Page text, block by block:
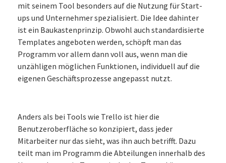
mit seinem Tool besonders auf die Nutzung für Start-
ups und Unternehmer spezialisiert. Die Idee dahinter
ist ein Baukastenprinzip. Obwohl auch standardisierte
Templates angeboten werden, schöpft man das
Programm vor allem dann voll aus, wenn man die
unzähligen möglichen Funktionen, individuell auf die
eigenen Geschäftsprozesse angepasst nutzt.
Anders als bei Tools wie Trello ist hier die
Benutzeroberfläche so konzipiert, dass jeder
Mitarbeiter nur das sieht, was ihn auch betrifft. Dazu
teilt man im Programm die Abteilungen innerhalb des